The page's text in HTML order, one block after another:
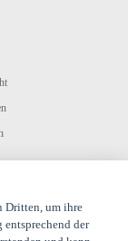
Dritten, um ihre
entsprechend der